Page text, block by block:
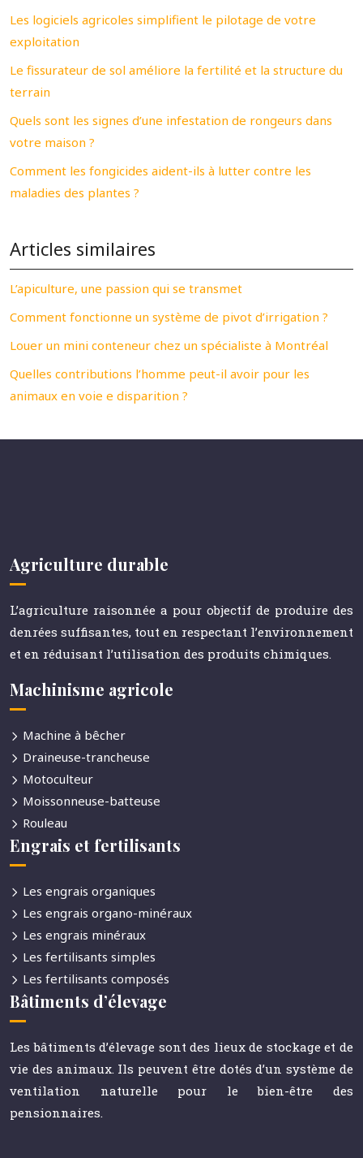
Les logiciels agricoles simplifient le pilotage de votre
exploitation
Le fissurateur de sol améliore la fertilité et la structure du
terrain
Quels sont les signes d’une infestation de rongeurs dans
votre maison ?
Comment les fongicides aident-ils à lutter contre les
maladies des plantes ?
Articles similaires
L’apiculture, une passion qui se transmet
Comment fonctionne un système de pivot d’irrigation ?
Louer un mini conteneur chez un spécialiste à Montréal
Quelles contributions l’homme peut-il avoir pour les
animaux en voie e disparition ?
Agriculture durable
L’agriculture raisonnée a pour objectif de produire des
denrées suffisantes, tout en respectant l’environnement
et en réduisant l’utilisation des produits chimiques.
Machinisme agricole
Machine à bêcher
Draineuse-trancheuse
Motoculteur
Moissonneuse-batteuse
Rouleau
Engrais et fertilisants
Les engrais organiques
Les engrais organo-minéraux
Les engrais minéraux
Les fertilisants simples
Les fertilisants composés
Bâtiments d’élevage
Les bâtiments d’élevage sont des lieux de stockage et de
vie des animaux. Ils peuvent être dotés d’un système de
ventilation naturelle pour le bien-être des
pensionnaires.